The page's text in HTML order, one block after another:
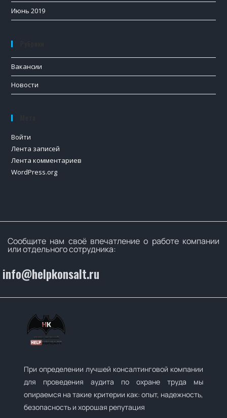
Июнь 2019
Вакансии
Новости
Войти
Лента записей
Лента комментариев
WordPress.org
Сообщите нам своё впечатление о работе компании
или отдельного сотрудника:
info@helpkonsalt.ru
При определении лучшей консалтинговой компании
для проведения аудита по охране труда мы
опираемся на такие критерии как: опыт, надежность,
безопасность и хорошая репутация